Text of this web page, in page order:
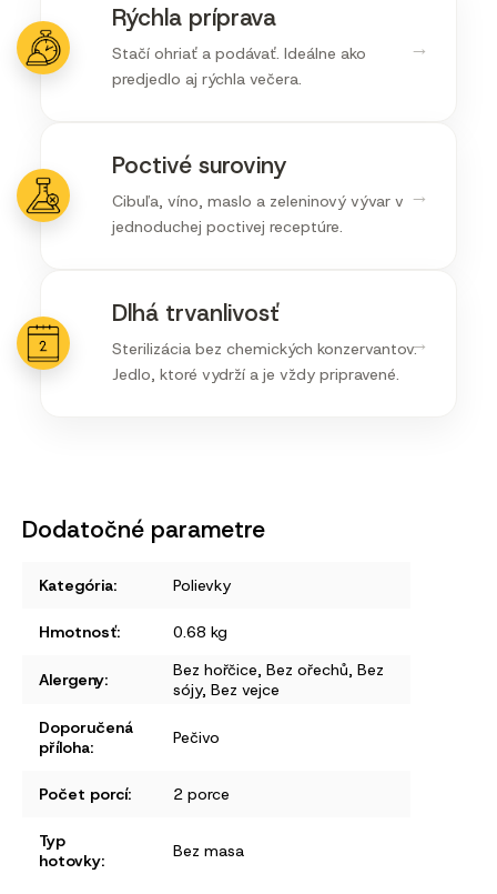
→
Rýchla príprava
Stačí ohriať a podávať. Ideálne ako
predjedlo aj rýchla večera.
→
Poctivé suroviny
Cibuľa, víno, maslo a zeleninový vývar v
jednoduchej poctivej receptúre.
→
Dlhá trvanlivosť
Sterilizácia bez chemických konzervantov.
Jedlo, ktoré vydrží a je vždy pripravené.
Dodatočné parametre
Kategória: Polievky
Hmotnosť: 0.68 kg
Alergeny:
Bez hořčice, Bez ořechů, Bez
sójy, Bez vejce
Doporučená
příloha: Pečivo
Počet porcí: 2 porce
Typ
hotovky: Bez masa